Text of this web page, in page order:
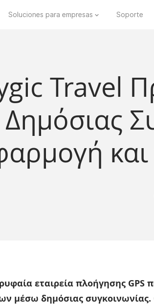
Soluciones para empresas Soporte
Travel
Δημόσιας
και
εταιρεία πλοήγησης GPS
μέσω δημόσιας